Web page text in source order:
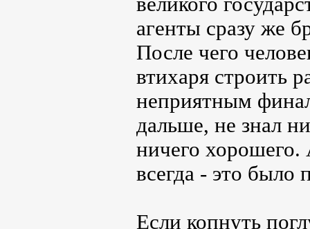
агенты сразу же
После чего
втихаря строить
неприятным
дальше, не знал
ничего хорошего.
всегда - это было
Если копнуть